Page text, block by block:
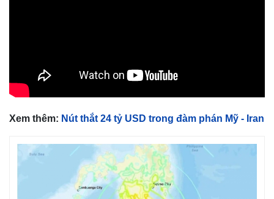
Xem thêm: Nút thắt 24 tỷ USD trong đàm phán Mỹ - Iran